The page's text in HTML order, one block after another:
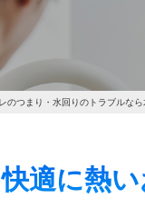
のつまり・水回りのトラブルなら
快適に熱